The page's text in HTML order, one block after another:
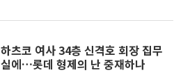
하츠코 여사 34층 신격호 회장 집무
실에…롯데 형제의 난 중재하나